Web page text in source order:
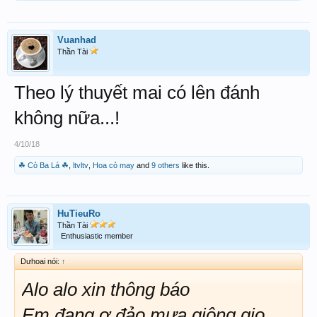
Vuanhad
Thần Tài
Theo lý thuyết mai có lên đánh
không nữa...!
4/10/18
☘ Cỏ Ba Lá ☘ ltvltv Hoa cỏ may and 9 others like this.
HuTieuRo
Thần Tài
Enthusiastic member
Dưhoai nói: ↑
Alo alo xin thông báo